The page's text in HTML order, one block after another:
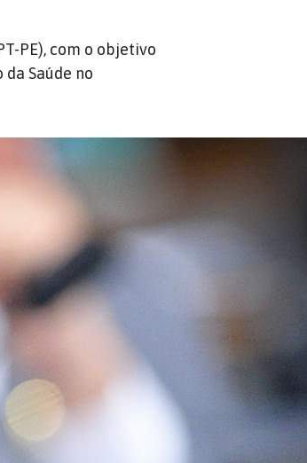
PE), com o objetivo
Saúde no